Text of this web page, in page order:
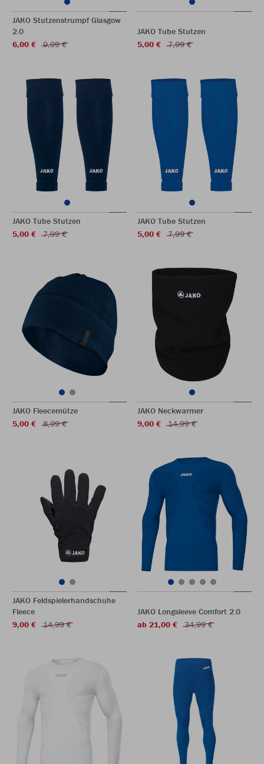
JAKO Stutzenstrumpf Glasgow
2.0
6,00 €
9,99 €
JAKO Tube Stutzen
5,00 €
7,99 €
JAKO Tube Stutzen
5,00 €
7,99 €
JAKO Tube Stutzen
5,00 €
7,99 €
JAKO Fleecemütze
5,00 €
8,99 €
JAKO Neckwarmer
9,00 €
14,99 €
JAKO Feldspielerhandschuhe
Fleece
9,00 €
14,99 €
JAKO Longsleeve Comfort 2.0
ab 21,00 €
34,99 €